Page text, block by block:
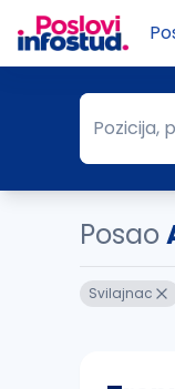
Pozicija,
Pozicija,
Posao
Svilajnac